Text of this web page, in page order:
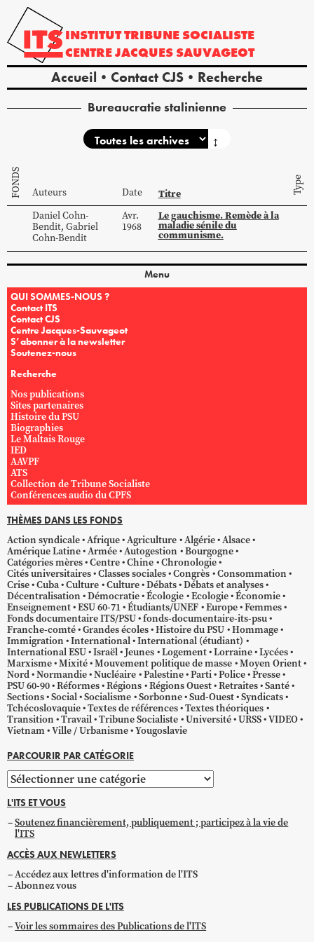
INSTITUTTRIBUNE SOCIALISTE
CENTREJACQUES SAUVAGEOT
Accueil Contact CJS Recherche
Bureaucratie stalinienne
↕
FONDS Auteurs Date Titre Type
DanielCohn-
Bendit, Gabriel
Cohn-Bendit
Avr.
1968
Le gauchisme. Remède à la
maladie sénile du
communisme.
Menu
QUI SOMMES-NOUS ?
Contact ITS
Contact CJS
Centre Jacques-Sauvageot
S’abonner à la newsletter
Soutenez-nous
Recherche
Nos publications
Sites partenaires
Histoire du PSU
Biographies
Le Maltais Rouge
IED
AAVPF
ATS
Collection de Tribune Socialiste
Conférences audio du CPFS
THÈMES DANS LES FONDS
Action syndicale Afrique Agriculture Algérie Alsace
Amérique Latine Armée Autogestion
Bourgogne
Catégories mères Centre Chine Chronologie
Cités universitaires Classes sociales Congrès Consommation
Crise Cuba Culture Culture Débats Débats et analyses
Décentralisation Démocratie Écologie Ecologie Économie
Enseignement ESU 60-71 Étudiants/UNEF Europe Femmes
Fonds documentaire ITS/PSU fonds-documentaire-its-psu
Franche-comté Grandes écoles Histoire du PSU Hommage
Immigration International International (étudiant)
International ESU Israël Jeunes Logement Lorraine Lycées
Marxisme Mixité Mouvement politique de masse Moyen Orient
Nord Normandie Nucléaire Palestine Parti Police Presse
PSU 60-90 Réformes Régions Régions Ouest Retraites Santé
Sections Social Socialisme Sorbonne Sud-Ouest Syndicats
Tchécoslovaquie Textes de références Textes théoriques
Transition Travail Tribune Socialiste Université URSS VIDEO
Vietnam Ville / Urbanisme Yougoslavie
PARCOURIR PAR CATÉGORIE
Parcourir
par
catégorie
L'ITS ET VOUS
Soutenez financièrement, publiquement ; participez à la vie de
l'ITS
ACCÈS AUX NEWLETTERS
Accédez aux lettres d'information de l'ITS
Abonnez vous
LES PUBLICATIONS DE L'ITS
Voir les sommaires des Publications de l'ITS